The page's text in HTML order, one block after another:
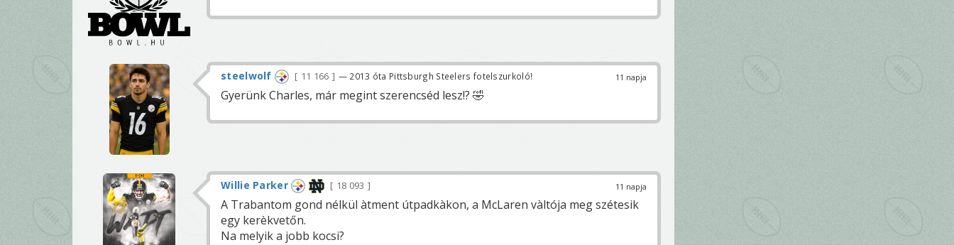
11 napja
steelwolf 11 166 — 2013 óta Pittsburgh Steelers fotelszurkoló!
Gyerünk Charles, már megint szerencséd lesz!? 🤣
11 napja
Willie Parker 18 093
A Trabantom gond nélkül àtment útpadkàkon, a McLaren vàltója meg szétesik
egy kerèkvetőn.
Na melyik a jobb kocsi?